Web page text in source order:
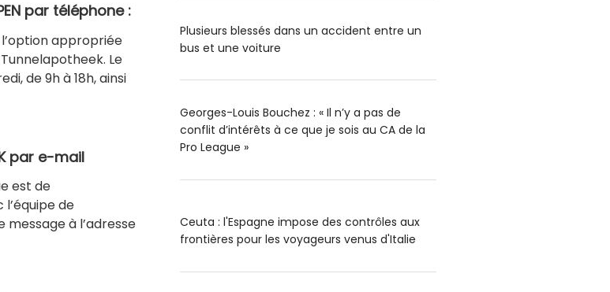
par téléphone :
appropriée
Le
de 9h à 18h, ainsi
par e-mail
est de
de
message à l’adresse
Plusieurs blessés dans un accident entre un
bus et une voiture
Georges-Louis Bouchez : « Il n’y a pas de
conflit d’intérêts à ce que je sois au CA de la
Pro League »
Ceuta : l'Espagne impose des contrôles aux
frontières pour les voyageurs venus d'Italie